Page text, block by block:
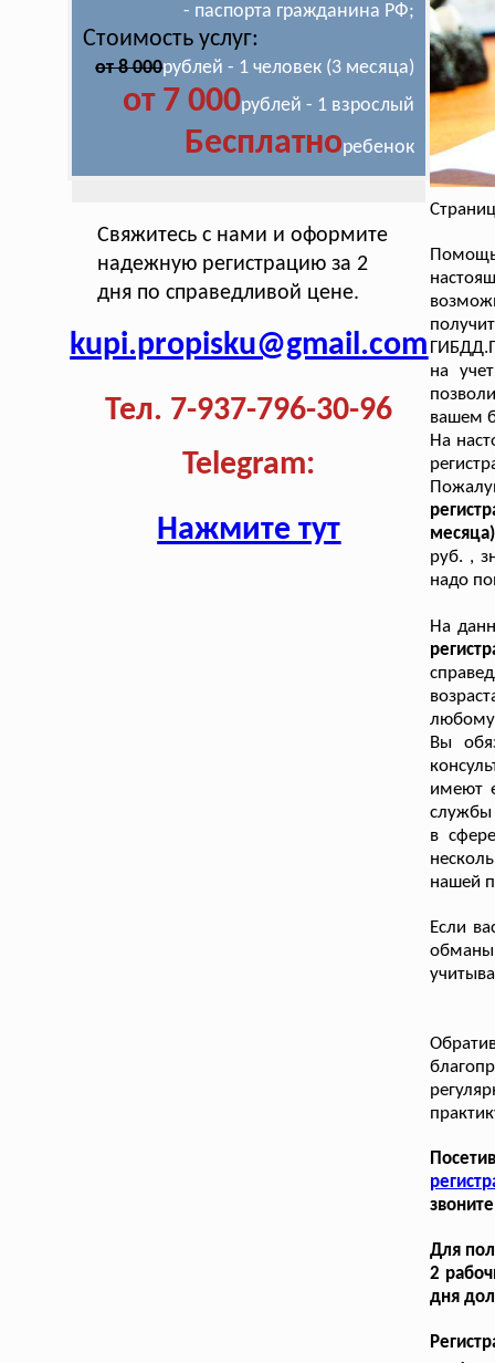
- паспорта гражданина РФ;
Стоимость услуг:
от 8 000рублей - 1 человек (3 месяца)
от 7 000рублей - 1 взрослый
Бесплатноребенок
Свяжитесь с нами и оформите
надежную регистрацию за 2
дня по справедливой цене.
kupi.propisku@gmail.com
Тел. 7-937-796-30-96
Telegram:
Нажмите тут
на
вашем
На
руб. ,
надо
На
любому
Вы
имеют
службы
в
нашей
Если
Для
2
дня